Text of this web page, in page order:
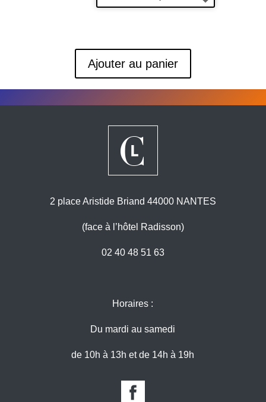
Ajouter au panier
2 place Aristide Briand 44000 NANTES
(face à l’hôtel Radisson)
02 40 48 51 63
Horaires :
Du mardi au samedi
de 10h à 13h et de 14h à 19h